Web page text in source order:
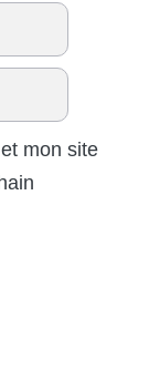
mon site